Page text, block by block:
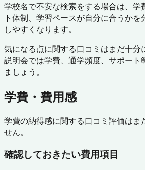
学校名で不安な検索をする場合は、学
ト体制、学習ペースが自分に合うか
しやすくなります。
気になる点に関する口コミはまだ十分
説明会では学費、通学頻度、サポート
ましょう。
学費・費用感
学費の納得感に関する口コミ評価はま
せん。
確認しておきたい費用項目